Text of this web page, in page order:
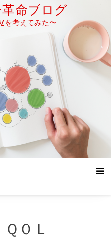
命ブログ
を考えてみた〜
ＱＯＬ